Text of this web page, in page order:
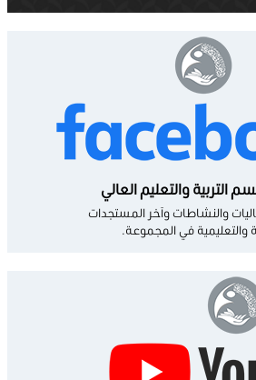
والتعليم العالي
والنشاطات وآخر المستجدات
والتعليمية في المجموعة.